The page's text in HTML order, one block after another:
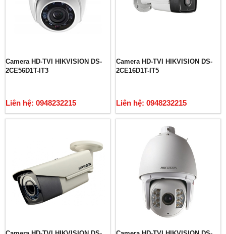
Camera HD-TVI HIKVISION DS-
2CE56D1T-IT3
Liên hệ: 0948232215
Camera HD-TVI HIKVISION DS-
2CE16D1T-IT5
Liên hệ: 0948232215